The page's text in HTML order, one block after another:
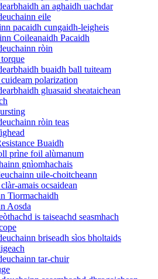
an aghaidh uachdar
eile
pacaidh cungaidh-leigheis
Coileanaidh Pacaidh
ròin
buaidh ball tuiteam
polarization
gluasaid sheataichean
ròin teas
Buaidh
prìne foil alùmanum
gnìomhachais
uile-choitcheann
amais ocsaidean
Tiormachaidh
Aosda
is taiseachd seasmhach
briseadh sìos bholtaids
tar-chuir